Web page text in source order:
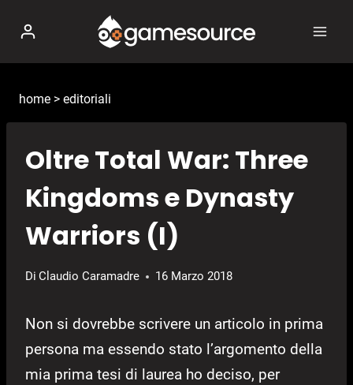
contenuto
home > editoriali
Oltre Total War: Three
Kingdoms e Dynasty
Warriors (I)
Di Claudio Caramadre 16 Marzo 2018
Non si dovrebbe scrivere un articolo in prima
persona ma essendo stato l’argomento della
mia prima tesi di laurea ho deciso, per